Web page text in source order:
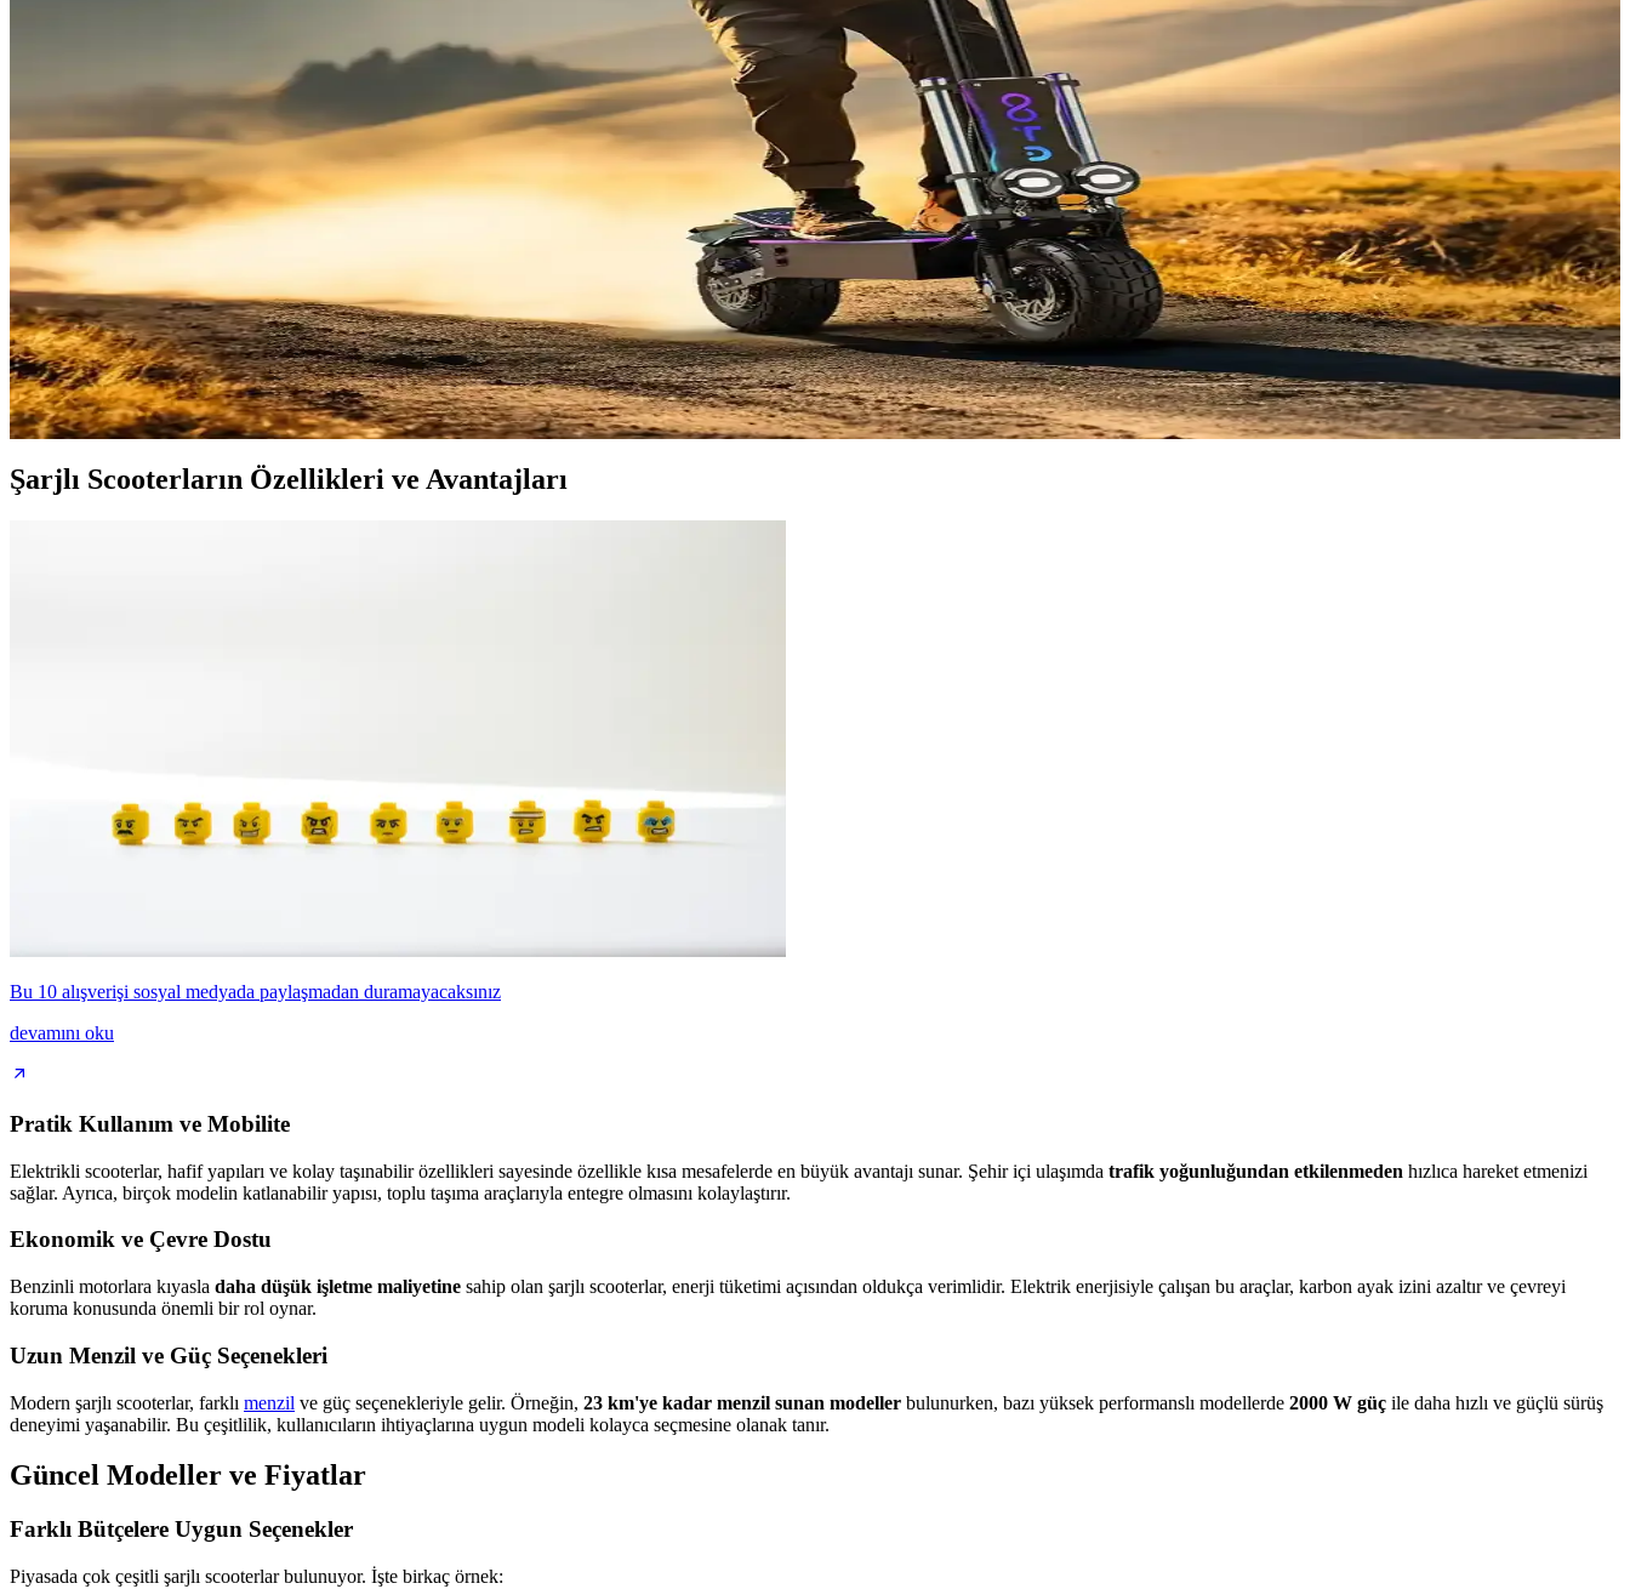
Xiaomi Scooter Pro 2, hafif tasarımı, güçlü motoru ve uzun pil ömrüyle şehir içi ulaşımda pratik ve çevreci bir alternatif sunar. Kullanıcılar dayanıklılığı ve taşınabilirliğiyle öne çıkar.
Xiaomi Scooter Pro 2 Özellikleri ve Kullanıcı Deneyimleri Analizi
Xiaomi Scooter Pro 2, uzun menzil ve güçlü performansıyla şehir içi ulaşımda öne çıkan elektrikli scooter modelidir. Kullanıcılar, dayanıklılığı ve taşınabilirliğiyle memnuniyet duyuyor.
Dualtron Mini Uzun Gövde Modeli: Performans ve Dayanıklılıkta Yeni Standartlar
Dualtron Mini'nin uzun gövde versiyonu, yüksek performans ve dayanıklılık sunarken, stabilite ve konforu artırarak şehir içi ulaşımda öne çıkıyor.
Dualtron X Elektrikli Scooter: Güçlü Performans ve Dayanıklılık ile Şehir İçin İdeal Bir Seçenek
Dualtron X, yüksek hız, uzun menzil ve dayanıklı yapısıyla şehir içi ulaşım ve off-road maceraları için ideal elektrikli scooter modelidir.
Off-Road Elektrikli Scooterlar: Zorlu Arazilerde Güç ve Konfor Sağlayan Modeller
Zorlu arazi koşullarına uygun off-road elektrikli scooterlar yüksek motor gücü, dayanıklı tasarım ve gelişmiş süspansiyon özellikleriyle öne çıkıyor.
Şarjlı Scooterların Özellikleri ve Avantajları
Bu 10 alışverişi sosyal medyada paylaşmadan duramayacaksınız
devamını oku
Pratik Kullanım ve Mobilite
Elektrikli scooterlar, hafif yapıları ve kolay taşınabilir özellikleri sayesinde özellikle kısa mesafelerde en büyük avantajı sunar. Şehir içi ulaşımda trafik yoğunluğundan etkilenmeden hızlıca hareket etmenizi
sağlar. Ayrıca, birçok modelin katlanabilir yapısı, toplu taşıma araçlarıyla entegre olmasını kolaylaştırır.
Ekonomik ve Çevre Dostu
Benzinli motorlara kıyasla daha düşük işletme maliyetine sahip olan şarjlı scooterlar, enerji tüketimi açısından oldukça verimlidir. Elektrik enerjisiyle çalışan bu araçlar, karbon ayak izini azaltır ve çevreyi
koruma konusunda önemli bir rol oynar.
Uzun Menzil ve Güç Seçenekleri
Modern şarjlı scooterlar, farklı menzil ve güç seçenekleriyle gelir. Örneğin, 23 km'ye kadar menzil sunan modeller bulunurken, bazı yüksek performanslı modellerde 2000 W güç ile daha hızlı ve güçlü sürüş
deneyimi yaşanabilir. Bu çeşitlilik, kullanıcıların ihtiyaçlarına uygun modeli kolayca seçmesine olanak tanır.
Güncel Modeller ve Fiyatlar
Farklı Bütçelere Uygun Seçenekler
Piyasada çok çeşitli şarjlı scooterlar bulunuyor. İşte birkaç örnek: